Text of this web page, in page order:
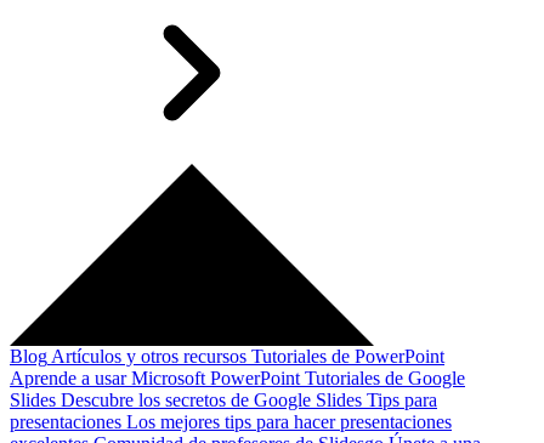
Blog Artículos y otros recursos Tutoriales de PowerPoint
Aprende a usar Microsoft PowerPoint Tutoriales de Google
Slides Descubre los secretos de Google Slides Tips para
presentaciones Los mejores tips para hacer presentaciones